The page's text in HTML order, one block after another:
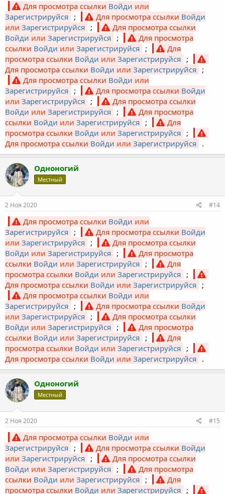
Для просмотра ссылки Войди или
Зарегистрируйся ; Для просмотра ссылки Войди
или Зарегистрируйся ;
Для просмотра ссылки
Войди или Зарегистрируйся ;
Для просмотра
ссылки Войди или Зарегистрируйся ;
Для
просмотра ссылки Войди или Зарегистрируйся ;
Для просмотра ссылки Войди или Зарегистрируйся ;
Для просмотра ссылки Войди или
Зарегистрируйся ; Для просмотра ссылки Войди
или Зарегистрируйся ;
Для просмотра ссылки
Войди или Зарегистрируйся ;
Для просмотра
ссылки Войди или Зарегистрируйся ;
Для
просмотра ссылки Войди или Зарегистрируйся ;
Для просмотра ссылки Войди или Зарегистрируйся .
Одноногий
Местный
2 Ноя 2020 #14
Для просмотра ссылки Войди или
Зарегистрируйся ; Для просмотра ссылки Войди
или Зарегистрируйся ;
Для просмотра ссылки
Войди или Зарегистрируйся ;
Для просмотра
ссылки Войди или Зарегистрируйся ;
Для
просмотра ссылки Войди или Зарегистрируйся ;
Для просмотра ссылки Войди или Зарегистрируйся ;
Для просмотра ссылки Войди или
Зарегистрируйся ; Для просмотра ссылки Войди
или Зарегистрируйся ;
Для просмотра ссылки
Войди или Зарегистрируйся ;
Для просмотра
ссылки Войди или Зарегистрируйся ;
Для
просмотра ссылки Войди или Зарегистрируйся ;
Для просмотра ссылки Войди или Зарегистрируйся .
Одноногий
Местный
2 Ноя 2020 #15
Для просмотра ссылки Войди или
Зарегистрируйся ; Для просмотра ссылки Войди
или Зарегистрируйся ;
Для просмотра ссылки
Войди или Зарегистрируйся ;
Для просмотра
ссылки Войди или Зарегистрируйся ;
Для
просмотра ссылки Войди или Зарегистрируйся ;